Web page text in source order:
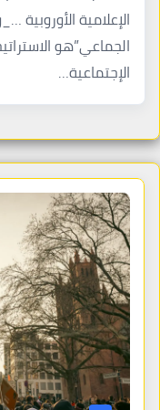
الإعلامية الأوروبية
الجماعي”هو
الإجتماعية…